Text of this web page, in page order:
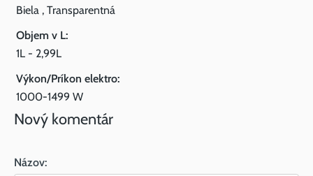
Biela , Transparentná
Objem v L:
1L - 2,99L
Výkon/Príkon elektro:
1000-1499 W
Nový komentár
Názov: